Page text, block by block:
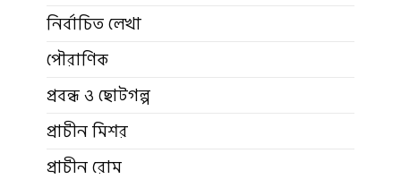
নির্বাচিত লেখা
পৌরাণিক
প্রবন্ধ ও ছোটগল্প
প্রাচীন মিশর
প্রাচীন রোম